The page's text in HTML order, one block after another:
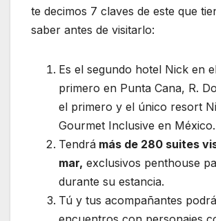
te decimos 7 claves de este que
saber antes de visitarlo:
Es el segundo hotel Nick en
primero en Punta Cana, R.
el primero y el único resort
Gourmet Inclusive en México.
Tendrá más de 280 suites
mar, exclusivos penthouse
durante su estancia.
Tú y tus acompañantes